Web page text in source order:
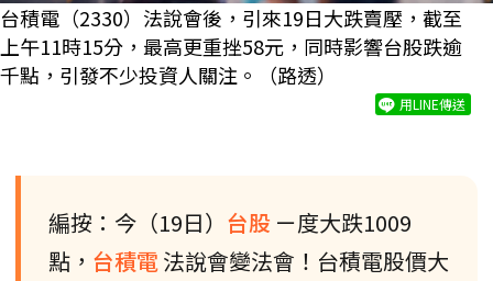
台積電（2330）法說會後，引來19日大跌賣壓，截至
上午11時15分，最高更重挫58元，同時影響台股跌逾
千點，引發不少投資人關注。（路透）
用LINE傳送
編按：今（19日） 台股 ㄧ度大跌1009
點， 台積電法說會變法會！台積電股價大